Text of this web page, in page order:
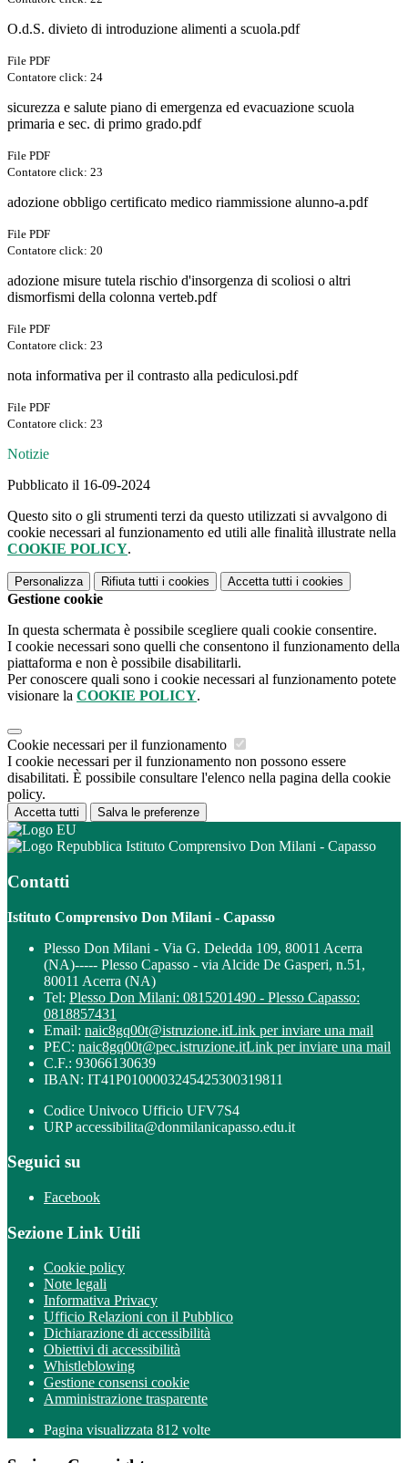
O.d.S. divieto di introduzione alimenti a scuola.pdf
File PDF
Contatore click: 24
sicurezza e salute piano di emergenza ed evacuazione scuola
primaria e sec. di primo grado.pdf
File PDF
Contatore click: 23
adozione obbligo certificato medico riammissione alunno-a.pdf
File PDF
Contatore click: 20
adozione misure tutela rischio d'insorgenza di scoliosi o altri
dismorfismi della colonna verteb.pdf
File PDF
Contatore click: 23
nota informativa per il contrasto alla pediculosi.pdf
File PDF
Contatore click: 23
Notizie
Pubblicato il 16-09-2024
Questo sito o gli strumenti terzi da questo utilizzati si avvalgono di
cookie necessari al funzionamento ed utili alle finalità illustrate nella
COOKIE POLICY.
Personalizza Rifiuta tutti i cookies Accetta tutti i cookies
Gestione cookie
In questa schermata è possibile scegliere quali cookie consentire.
I cookie necessari sono quelli che consentono il funzionamento della
piattaforma e non è possibile disabilitarli.
Per conoscere quali sono i cookie necessari al funzionamento potete
visionare la COOKIE POLICY.
Cookie necessari per il funzionamento
I cookie necessari per il funzionamento non possono essere
disabilitati. È possibile consultare l'elenco nella pagina della cookie
policy.
Accetta tutti Salva le preferenze
Istituto Comprensivo Don Milani - Capasso
Contatti
Istituto Comprensivo Don Milani - Capasso
Plesso Don Milani - Via G. Deledda 109, 80011 Acerra
(NA)----- Plesso Capasso - via Alcide De Gasperi, n.51,
80011 Acerra (NA)
Tel: Plesso Don Milani: 0815201490 - Plesso Capasso:
0818857431
Email: naic8gq00t@istruzione.itLink per inviare una mail
PEC: naic8gq00t@pec.istruzione.itLink per inviare una mail
C.F.: 93066130639
IBAN: IT41P0100003245425300319811
Codice Univoco Ufficio UFV7S4
URP accessibilita@donmilanicapasso.edu.it
Seguici su
Facebook
Sezione Link Utili
Cookie policy
Note legali
Informativa Privacy
Ufficio Relazioni con il Pubblico
Dichiarazione di accessibilità
Obiettivi di accessibilità
Whistleblowing
Gestione consensi cookie
Amministrazione trasparente
Pagina visualizzata 812 volte